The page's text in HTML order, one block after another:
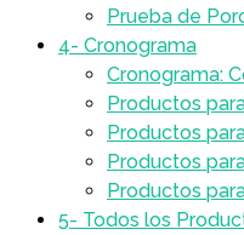
Prueba de
4- Cronograma
Cronograma:
Productos
Productos
Productos
Productos
5- Todos los